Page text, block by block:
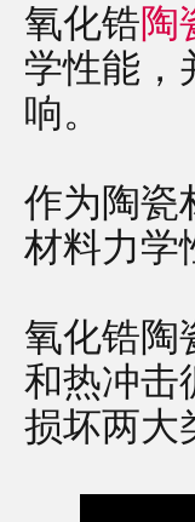
氧化锆陶
学性能，
响。
作为陶瓷
材料力学
氧化锆陶
和热冲击
损坏两大